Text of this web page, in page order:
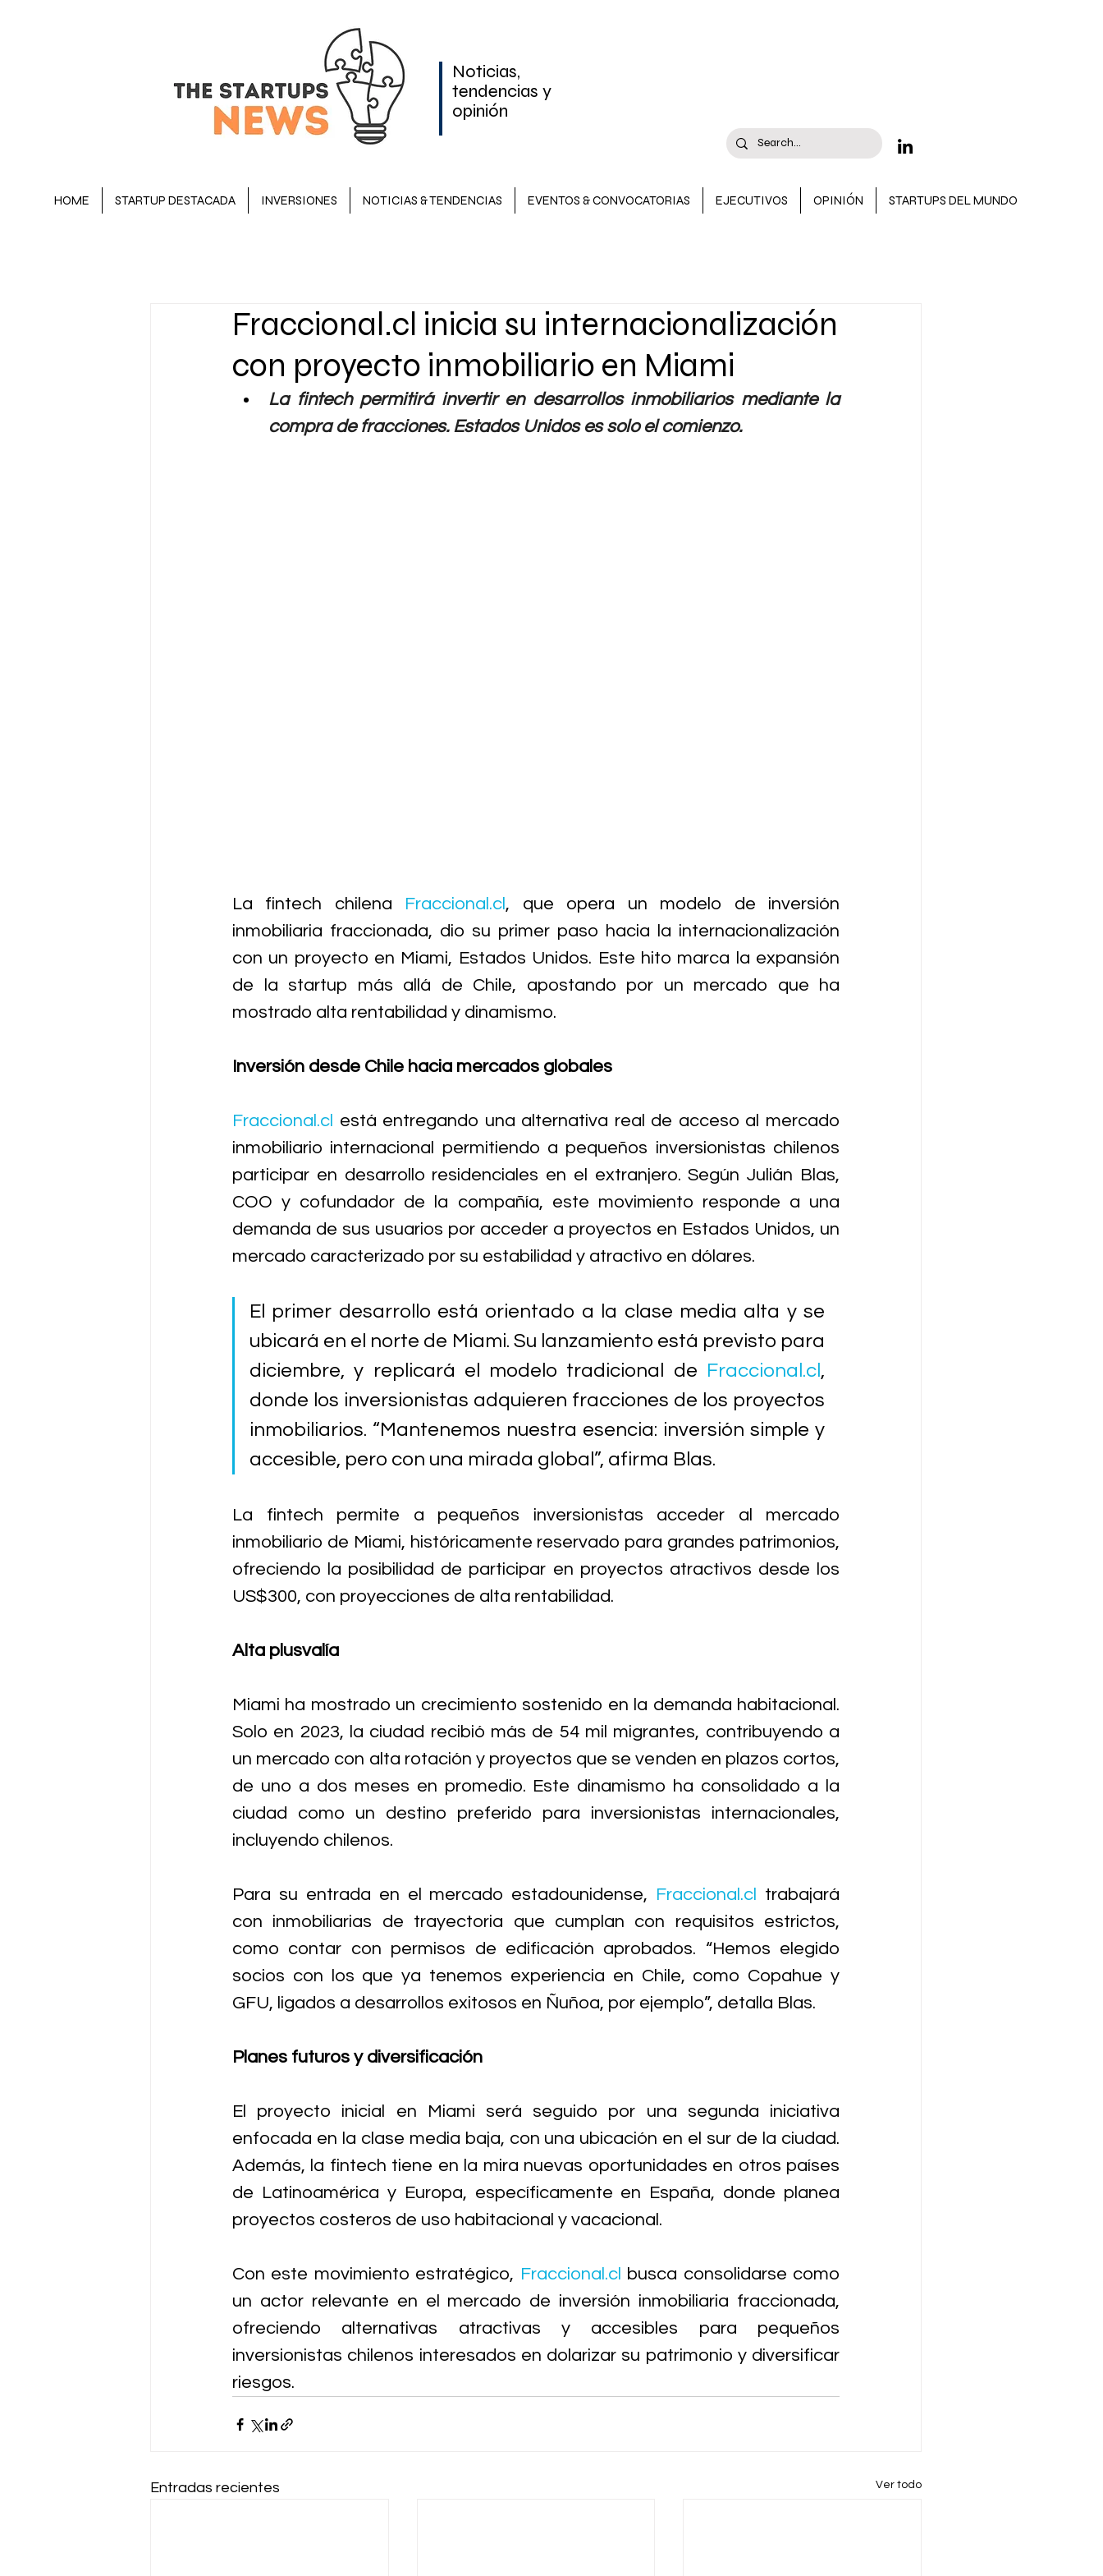
Noticias,
tendencias y
opinión
HOME STARTUP DESTACADA INVERSIONES NOTICIAS & TENDENCIAS EVENTOS & CONVOCATORIAS EJECUTIVOS OPINIÓN STARTUPS DEL MUNDO
EJECUTIVOS LATAM
Fraccional.cl inicia su internacionalización
con proyecto inmobiliario en Miami
La fintech permitirá invertir en desarrollos inmobiliarios mediante la
compra de fracciones. Estados Unidos es solo el comienzo.
La fintech chilena Fraccional.cl , que opera un modelo de inversión
inmobiliaria fraccionada, dio su primer paso hacia la internacionalización
con un proyecto en Miami, Estados Unidos. Este hito marca la expansión
de la startup más allá de Chile, apostando por un mercado que ha
mostrado alta rentabilidad y dinamismo.
Inversión desde Chile hacia mercados globales
Fraccional.cl está entregando una alternativa real de acceso al mercado
inmobiliario internacional permitiendo a pequeños inversionistas chilenos
participar en desarrollo residenciales en el extranjero. Según Julián Blas,
COO y cofundador de la compañía, este movimiento responde a una
demanda de sus usuarios por acceder a proyectos en Estados Unidos, un
mercado caracterizado por su estabilidad y atractivo en dólares.
El primer desarrollo está orientado a la clase media alta y se
ubicará en el norte de Miami. Su lanzamiento está previsto para
diciembre, y replicará el modelo tradicional de Fraccional.cl ,
donde los inversionistas adquieren fracciones de los proyectos
inmobiliarios. “Mantenemos nuestra esencia: inversión simple y
accesible, pero con una mirada global”, afirma Blas.
La fintech permite a pequeños inversionistas acceder al mercado
inmobiliario de Miami, históricamente reservado para grandes patrimonios,
ofreciendo la posibilidad de participar en proyectos atractivos desde los
US$300, con proyecciones de alta rentabilidad.
Alta plusvalía
Miami ha mostrado un crecimiento sostenido en la demanda habitacional.
Solo en 2023, la ciudad recibió más de 54 mil migrantes, contribuyendo a
un mercado con alta rotación y proyectos que se venden en plazos cortos,
de uno a dos meses en promedio. Este dinamismo ha consolidado a la
ciudad como un destino preferido para inversionistas internacionales,
incluyendo chilenos.
Para su entrada en el mercado estadounidense, Fraccional.cl
trabajará
con inmobiliarias de trayectoria que cumplan con requisitos estrictos,
como contar con permisos de edificación aprobados. “Hemos elegido
socios con los que ya tenemos experiencia en Chile, como Copahue y
GFU, ligados a desarrollos exitosos en Ñuñoa, por ejemplo”, detalla Blas.
Planes futuros y diversificación
El proyecto inicial en Miami será seguido por una segunda iniciativa
enfocada en la clase media baja, con una ubicación en el sur de la ciudad.
Además, la fintech tiene en la mira nuevas oportunidades en otros países
de Latinoamérica y Europa, específicamente en España, donde planea
proyectos costeros de uso habitacional y vacacional.
Con este movimiento estratégico, Fraccional.cl busca consolidarse como
un actor relevante en el mercado de inversión inmobiliaria fraccionada,
ofreciendo alternativas atractivas y accesibles para pequeños
inversionistas chilenos interesados en dolarizar su patrimonio y diversificar
riesgos.
Entradas recientes Ver todo